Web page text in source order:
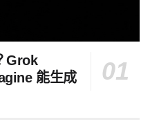
Grok
能生成